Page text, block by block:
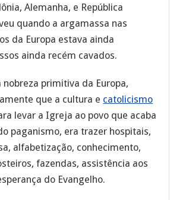
Alemanha, e República
quando a argamassa nas
da Europa estava ainda
ainda recém cavados.
nobreza primitiva da Europa,
que a cultura e catolicismo
levar a Igreja ao povo que acaba
paganismo, era trazer hospitais,
alfabetização, conhecimento,
fazendas, assistência aos
do Evangelho.